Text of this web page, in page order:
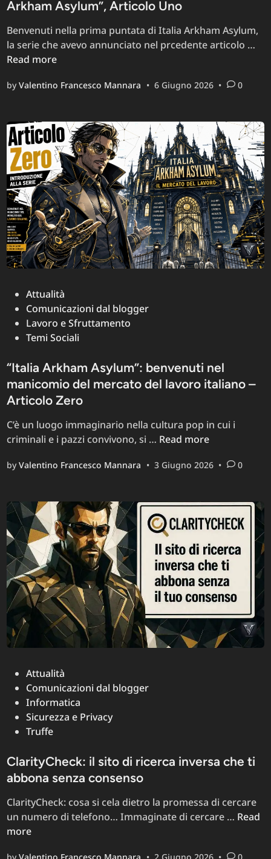
Arkham Asylum”, Articolo Uno
Benvenuti nella prima puntata di Italia Arkham Asylum,
la serie che avevo annunciato nel prcedente articolo …
il
–
Read more
byValentino Francesco Mannara • 6 Giugno 2026 • 0
PostedAttualità
Comunicazioni dal blogger
Lavoro e Sfruttamento
Temi Sociali
“Italia Arkham Asylum”: benvenuti nel
manicomio del mercato del lavoro italiano –
Articolo Zero
C’è un luogo immaginario nella cultura pop in cui i
criminali e i pazzi convivono, si … “Italia
Asylum”:
manicomio
del
mercato
del
lavoro
italiano
–
Articolo
Zero
Read more
byValentino Francesco Mannara • 3 Giugno 2026 • 0
PostedAttualità
Comunicazioni dal blogger
Informatica
Sicurezza e Privacy
Truffe
ClarityCheck: il sito di ricerca inversa che ti
abbona senza consenso
ClarityCheck: cosa si cela dietro la promessa di cercare
un numero di telefono… Immaginate di cercare … Read
more